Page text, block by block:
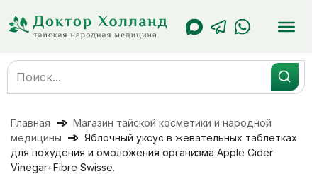
содержанию
Search
for:
Главная
Магазин тайской косметики и народной
медицины
Яблочный уксус в жевательных таблетках
для похудения и омоложения организма Apple Cider
Vinegar+Fibre Swisse.